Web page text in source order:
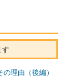
す
理由（後編）